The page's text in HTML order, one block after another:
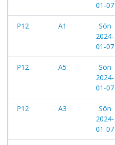
01-07
P12 A1
Sön
2024-
01-07
P12 A5
Sön
2024-
01-07
P12 A3
Sön
2024-
01-07